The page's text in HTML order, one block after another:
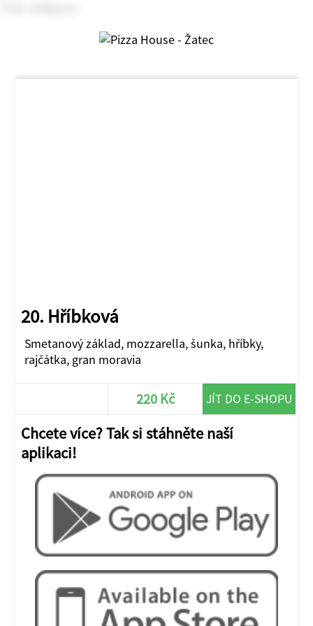
20. Hříbková
Smetanový základ, mozzarella, šunka, hříbky,
rajčátka, gran moravia
220 Kč JÍT DO E-SHOPU
Chcete více? Tak si stáhněte naší
aplikaci!